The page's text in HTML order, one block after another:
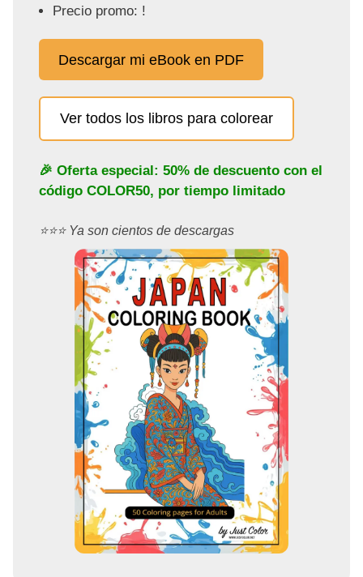
Precio promo: !
Descargar mi eBook en PDF
Ver todos los libros para colorear
🎉 Oferta especial: 50% de descuento con el
código COLOR50, por tiempo limitado
⭐️⭐️⭐️ Ya son cientos de descargas